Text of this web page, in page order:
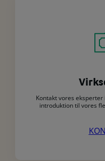
Kontakt vores
introduktion til vores